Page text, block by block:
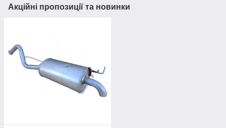
Акційні пропозиції та новинки